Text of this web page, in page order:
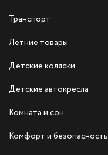
Транспорт
Летние товары
Детские коляски
Детские автокресла
Комната и сон
Комфорт и безопасность